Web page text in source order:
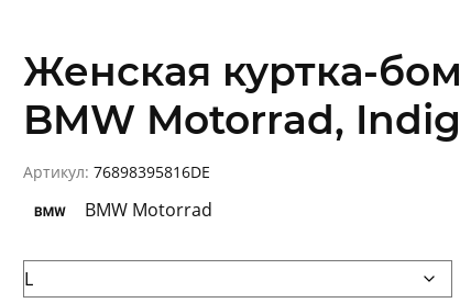
Женская куртка-
BMW Motorrad,
Артикул: 76898395816DE
BMW Motorrad